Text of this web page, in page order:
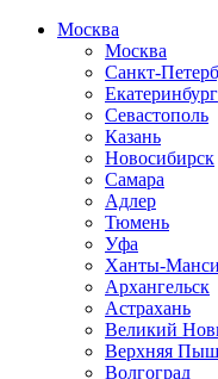
Москва
Москва
Санкт-
Екатеринбург
Севастополь
Казань
Новосибирск
Самара
Адлер
Тюмень
Уфа
Ханты-
Архангельск
Астрахань
Великий
Верхняя
Волгоград